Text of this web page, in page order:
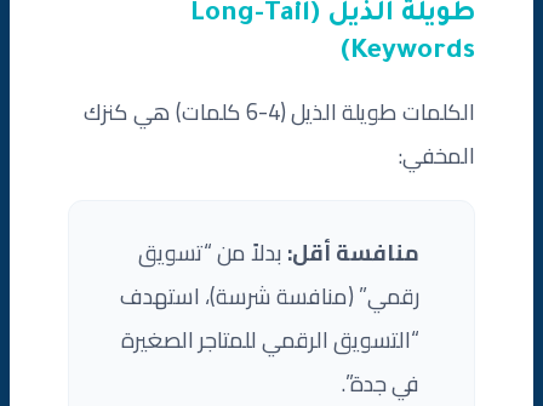
طويلة الذيل (Long-Tail
Keywords)
الكلمات طويلة الذيل (4-6 كلمات) هي كنزك
المخفي:
منافسة أقل: بدلاً من “تسويق
رقمي” (منافسة شرسة)، استهدف
“التسويق الرقمي للمتاجر الصغيرة
في جدة”.